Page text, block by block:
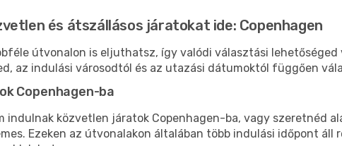
és átszállásos járatokat ide: Copenhagen
útvonalon is eljuthatsz, így valódi választási
az indulási városodtól és az utazási dátumoktól függően
Copenhagen-ba
indulnak közvetlen járatok Copenhagen-ba, vagy szeretnéd
Ezeken az útvonalakon általában több indulási időpont